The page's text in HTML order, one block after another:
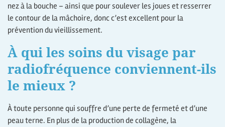
nez à la bouche – ainsi que pour soulever les joues et resserrer
le contour de la mâchoire, donc c’est excellent pour la
prévention du vieillissement.
À qui les soins du visage par
radiofréquence conviennent-ils
le mieux ?
À toute personne qui souffre d’une perte de fermeté et d’une
peau terne. En plus de la production de collagène, la